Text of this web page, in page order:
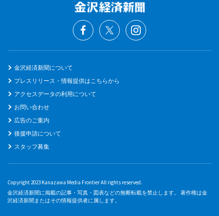
金沢経済新聞について
プレスリリース・情報提供はこちらから
アクセスデータの利用について
お問い合わせ
広告のご案内
後援申請について
スタッフ募集
Copyright 2023 Kanazawa Media Frontier All rights reserved.
金沢経済新聞に掲載の記事・写真・図表などの無断転載を禁止します。 著作権は金
沢経済新聞またはその情報提供者に属します。